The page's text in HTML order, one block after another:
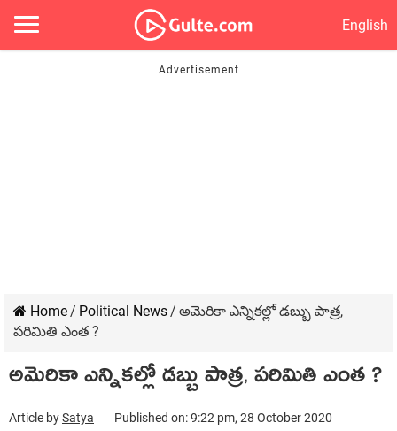
English
Home/ Political News/ అమెరికా ఎన్నికల్లో డబ్బు పాత్ర,
పరిమితి ఎంత ?
అమెరికా ఎన్నికల్లో డబ్బు పాత్ర, పరిమితి ఎంత ?
Article bySatya Published on: 9:22 pm, 28 October 2020